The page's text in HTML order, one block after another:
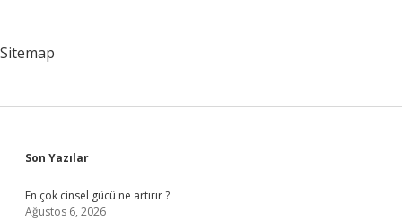
Sitemap
Sidebar
Son Yazılar
En çok cinsel gücü ne artırır ?
Ağustos 6, 2026